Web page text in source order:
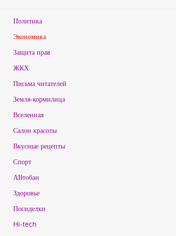
Политика
Экономика
Защита прав
ЖКХ
Письма читателей
Земля-кормилица
Вселенная
Салон красоты
Вкусные рецепты
Спорт
АВтобан
Здоровье
Посиделки
Hi-tech